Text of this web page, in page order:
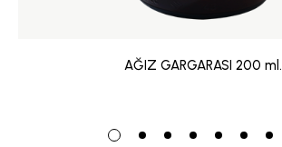
AĞIZ GARGARASI 200 ml.